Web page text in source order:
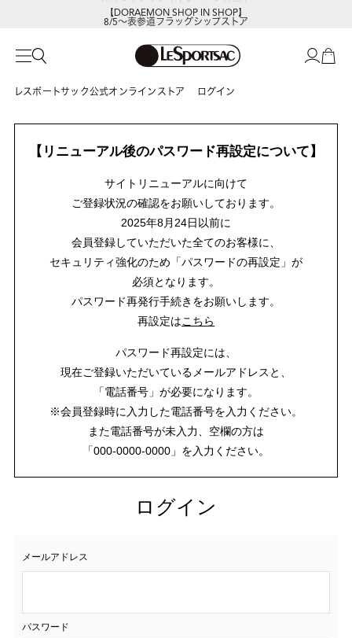
【DORAEMON SHOP IN SHOP】
8/5～表参道フラッグシップストア
レスポートサック公式オンラインストア ログイン
【リニューアル後のパスワード再設定について】
サイトリニューアルに向けて
ご登録状況の確認をお願いしております。
2025年8月24日以前に
会員登録していただいた全てのお客様に、
セキュリティ強化のため「パスワードの再設定」が
必須となります。
パスワード再発行手続きをお願いします。
再設定はこちら
パスワード再設定には、
現在ご登録いただいているメールアドレスと、
「電話番号」が必要になります。
※会員登録時に入力した電話番号を入力ください。
また電話番号が未入力、空欄の方は
「000-0000-0000」を入力ください。
ログイン
メールアドレス
パスワード